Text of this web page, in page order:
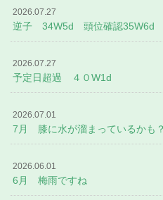
2026.07.27
逆子 34W5d 頭位確認35W6d
2026.07.27
予定日超過 ４０W1d
2026.07.01
7月 膝に水が溜まっているかも
2026.06.01
6月 梅雨ですね